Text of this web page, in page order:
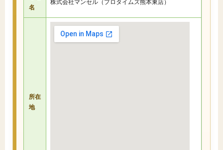
名
株式会社マンセル（プロタイムズ熊本東店）
所在
地